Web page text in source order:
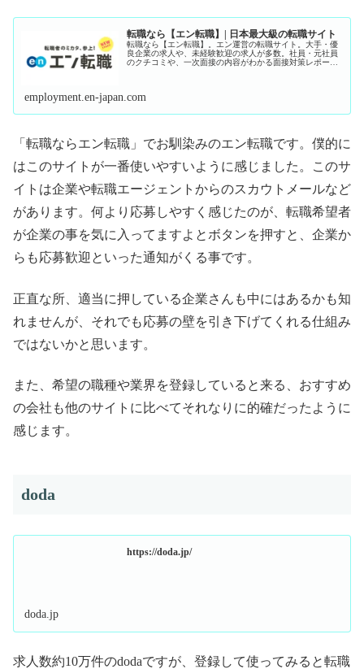
転職なら【エン転職】| 日本最大級の転職サイト
転職なら【エン転職】。エン運営の転職サイト。大手・優
良企業の求人や、未経験歓迎の求人が多数。社員・元社員
のクチコミや、一次面接の内容がわかる面接対策レポート
employment.en-japan.com
「転職ならエン転職」でお馴染みのエン転職です。僕的に
はこのサイトが一番使いやすいように感じました。このサ
イトは企業や転職エージェントからのスカウトメールなど
があります。何より応募しやすく感じたのが、転職希望者
が企業の事を気に入ってますよとボタンを押すと、企業か
らも応募歓迎といった通知がくる事です。
正直な所、適当に押している企業さんも中にはあるかも知
れませんが、それでも応募の壁を引き下げてくれる仕組み
ではないかと思います。
また、希望の職種や業界を登録していると来る、おすすめ
の会社も他のサイトに比べてそれなりに的確だったように
感じます。
doda
https://doda.jp/
doda.jp
求人数約10万件のdodaですが、登録して使ってみると転職